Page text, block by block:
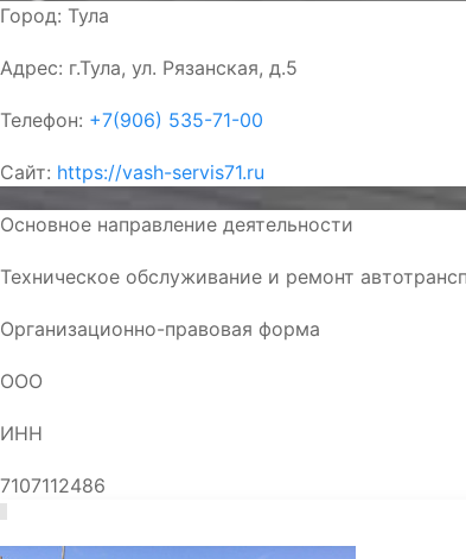
Город: Тула
Адрес: г.Тула, ул. Рязанская, д.5
Телефон: +7(906) 535-71-00
Сайт: https://vash-servis71.ru
Основное направление деятельности
Техническое обслуживание и ремонт
Организационно-правовая форма
ООО
ИНН
7107112486